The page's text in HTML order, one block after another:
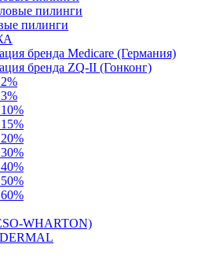
пилинги
пилинги
бренда Medicare (Германия)
бренда ZQ-II (Гонконг)
WHARTON)